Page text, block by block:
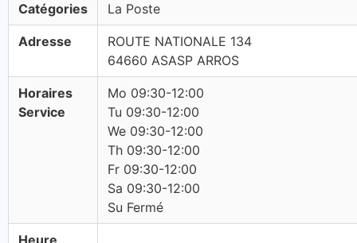
Catégories La Poste
Adresse
ROUTE NATIONALE 134
64660 ASASP ARROS
Horaires
Service
Mo 09:30-12:00
Tu 09:30-12:00
We 09:30-12:00
Th 09:30-12:00
Fr 09:30-12:00
Sa 09:30-12:00
Su Fermé
Heure